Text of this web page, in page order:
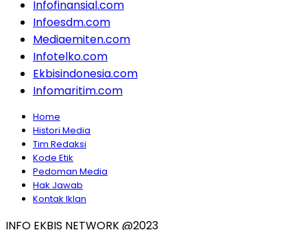
Infofinansial.com
Infoesdm.com
Mediaemiten.com
Infotelko.com
Ekbisindonesia.com
Infomaritim.com
Home
Histori Media
Tim Redaksi
Kode Etik
Pedoman Media
Hak Jawab
Kontak Iklan
INFO EKBIS NETWORK @2023